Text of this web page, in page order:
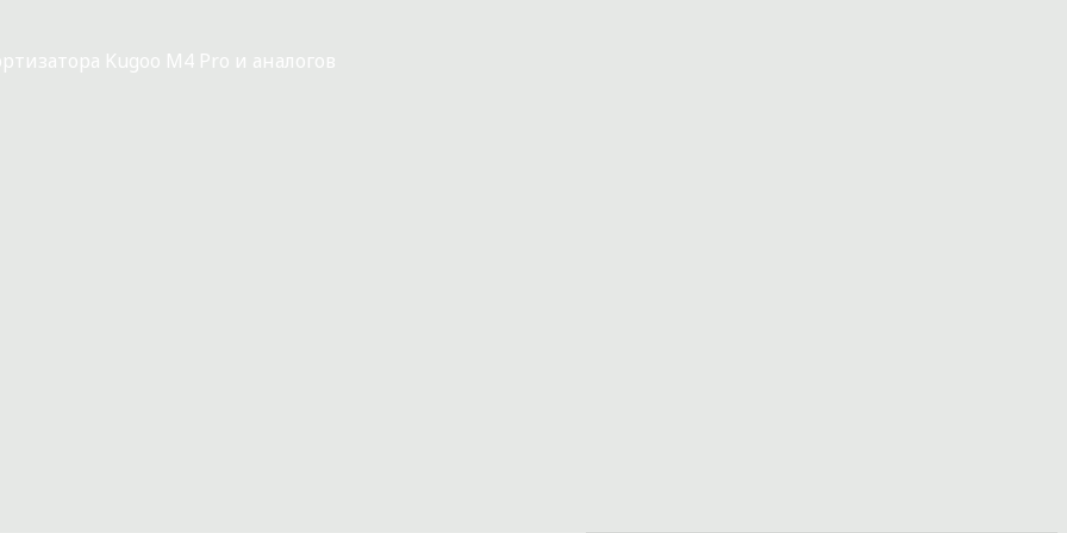
Kugoo M4 Pro и аналогов